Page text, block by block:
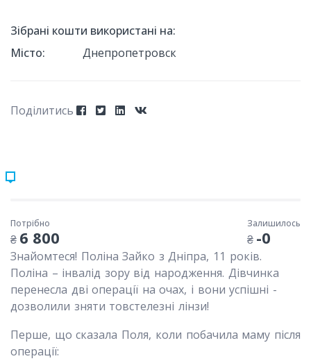
Зібрані кошти використані на:
Місто:
Днепропетровск
Поділитись
Потрібно
₴ 6 800
Залишилось
₴ -0
Знайомтеся! Поліна Зайко з Дніпра, 11 років.
Поліна – інвалід зору від народження. Дівчинка
перенесла дві операції на очах, і вони успішні -
дозволили зняти товстелезні лінзи!
Перше, що сказала Поля, коли побачила маму після
операції: